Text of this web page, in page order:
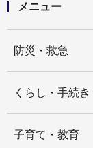
メニュー
防災・救急
くらし・手続き
子育て・教育